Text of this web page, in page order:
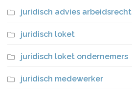
juridisch advies arbeidsrecht
juridisch loket
juridisch loket ondernemers
juridisch medewerker